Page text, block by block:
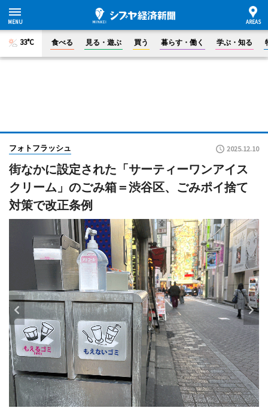
33°C 食べる 見る・遊ぶ 買う 暮らす・働く 学ぶ・知る
フォトフラッシュ 2025.12.10
街なかに設定された「サーティーワンアイス
クリーム」のごみ箱＝渋谷区、ごみポイ捨て
対策で改正条例